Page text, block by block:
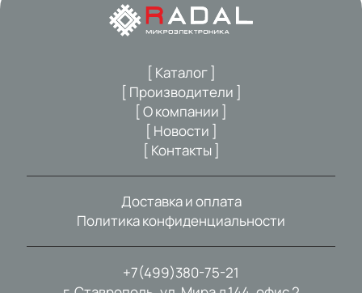
+7(499)380-75-21
[ Каталог ]
[ Производители ]
[ О компании ]
[ Новости ]
[ Контакты ]
Доставка и оплата
Политика конфиденциальности